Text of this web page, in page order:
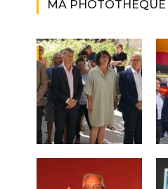
MA PHOTOTHÈQUE